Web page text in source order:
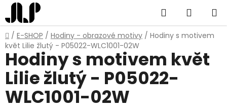
Přejít
na
obsah
Hledat
KOŠÍK
Domů
/ E-SHOP / Hodiny - obrazové motivy / Hodiny s motivem
květ Lilie žlutý - P05022-WLC1001-02W
Hodiny s motivem květ
Lilie žlutý - P05022-
WLC1001-02W